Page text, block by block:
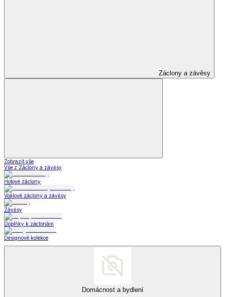
Záclony a závěsy
Zobrazit vše
Vše z Záclony a závěsy
Hotové záclony
Voálové záclony a závěsy
Závěsy
Doplňky k záclonám
Designové kolekce
Domácnost a bydlení